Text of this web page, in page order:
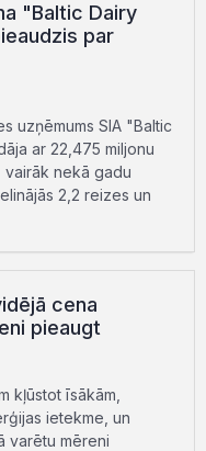
"Baltic Dairy
par
uzņēmums SIA "Baltic
ar 22,475 miljonu
nekā gadu
2,2 reizes un
cena
pieaugt
kļūstot īsākām,
ietekme, un
varētu mēreni